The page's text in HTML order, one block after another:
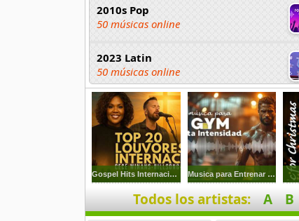
2010s Pop
50 músicas online
2023 Latin
50 músicas online
2023 Pop
80 músicas online
2023 Rock
59 músicas online
80s Acoustic Hits
37 músicas online
Gospel Hits Internacionais Musica para Entrenar Gym
Todos los artistas: A B